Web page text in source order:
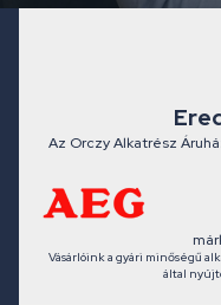
Az Orczy Alkatrész
Vásárlóink a gyári minőségű
által